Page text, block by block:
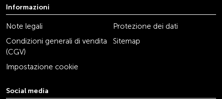
Informazioni
Note legali
Protezione dei dati
Condizioni generali di vendita
(CGV)
Sitemap
Impostazione cookie
Social media